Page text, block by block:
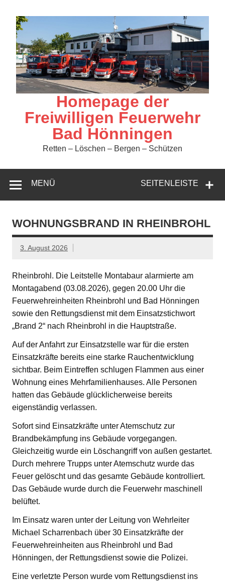
springen
Homepage der
Freiwilligen Feuerwehr
Bad Hönningen
Retten – Löschen – Bergen – Schützen
SEITENLEISTE
MENÜ
WOHNUNGSBRAND IN RHEINBROHL
3. August 2026
Rheinbrohl. Die Leitstelle Montabaur alarmierte am
Montagabend (03.08.2026), gegen 20.00 Uhr die
Feuerwehreinheiten Rheinbrohl und Bad Hönningen
sowie den Rettungsdienst mit dem Einsatzstichwort
„Brand 2“ nach Rheinbrohl in die Hauptstraße.
Auf der Anfahrt zur Einsatzstelle war für die ersten
Einsatzkräfte bereits eine starke Rauchentwicklung
sichtbar. Beim Eintreffen schlugen Flammen aus einer
Wohnung eines Mehrfamilienhauses. Alle Personen
hatten das Gebäude glücklicherweise bereits
eigenständig verlassen.
Sofort sind Einsatzkräfte unter Atemschutz zur
Brandbekämpfung ins Gebäude vorgegangen.
Gleichzeitig wurde ein Löschangriff von außen gestartet.
Durch mehrere Trupps unter Atemschutz wurde das
Feuer gelöscht und das gesamte Gebäude kontrolliert.
Das Gebäude wurde durch die Feuerwehr maschinell
belüftet.
Im Einsatz waren unter der Leitung von Wehrleiter
Michael Scharrenbach über 30 Einsatzkräfte der
Feuerwehreinheiten aus Rheinbrohl und Bad
Hönningen, der Rettungsdienst sowie die Polizei.
Eine verletzte Person wurde vom Rettungsdienst ins